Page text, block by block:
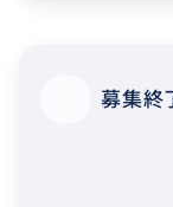
募集終